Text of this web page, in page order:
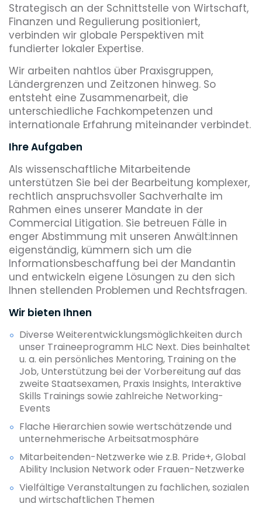
Strategisch an der Schnittstelle von Wirtschaft,
Finanzen und Regulierung positioniert,
verbinden wir globale Perspektiven mit
fundierter lokaler Expertise.
Wir arbeiten nahtlos über Praxisgruppen,
Ländergrenzen und Zeitzonen hinweg. So
entsteht eine Zusammenarbeit, die
unterschiedliche Fachkompetenzen und
internationale Erfahrung miteinander verbindet.
Ihre Aufgaben
Als wissenschaftliche Mitarbeitende
unterstützen Sie bei der Bearbeitung komplexer,
rechtlich anspruchsvoller Sachverhalte im
Rahmen eines unserer Mandate in der
Commercial Litigation. Sie betreuen Fälle in
enger Abstimmung mit unseren Anwält:innen
eigenständig, kümmern sich um die
Informationsbeschaffung bei der Mandantin
und entwickeln eigene Lösungen zu den sich
Ihnen stellenden Problemen und Rechtsfragen.
Wir bieten Ihnen
Diverse Weiterentwicklungsmöglichkeiten durch
unser Traineeprogramm HLC Next. Dies beinhaltet
u. a. ein persönliches Mentoring, Training on the
Job, Unterstützung bei der Vorbereitung auf das
zweite Staatsexamen, Praxis Insights, Interaktive
Skills Trainings sowie zahlreiche Networking-
Events
Flache Hierarchien sowie wertschätzende und
unternehmerische Arbeitsatmosphäre
Mitarbeitenden-Netzwerke wie z.B. Pride+, Global
Ability Inclusion Network oder Frauen-Netzwerke
Vielfältige Veranstaltungen zu fachlichen, sozialen
und wirtschaftlichen Themen